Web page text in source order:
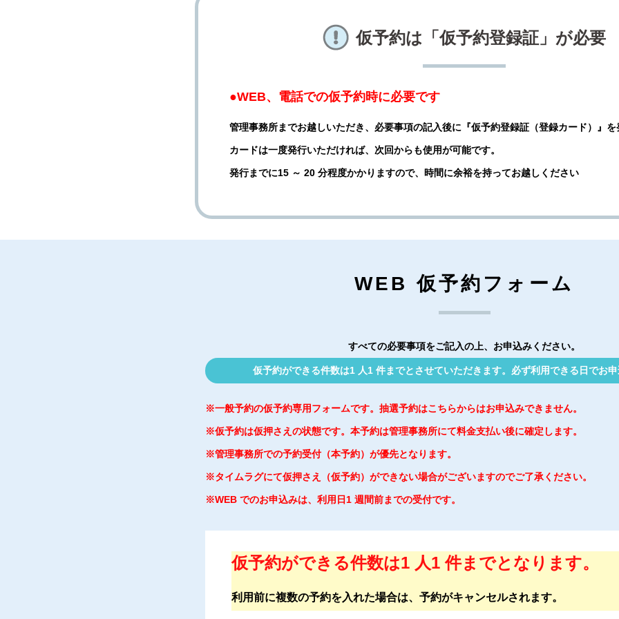
仮予約は「仮予約登録証」が必要
●WEB、電話での仮予約時に必要です
管理事務所までお越しいただき、必要事項の記入後に『仮予約登録証（登録カード）』を
カードは一度発行いただければ、次回からも使用が可能です。
発行までに15 ～ 20 分程度かかりますので、時間に余裕を持ってお越しください
WEB 仮予約フォーム
すべての必要事項をご記入の上、お申込みください。
仮予約ができる件数は1 人1 件までとさせていただきます。必ず利用できる日でお
※一般予約の仮予約専用フォームです。抽選予約はこちらからはお申込みできません。
※仮予約は仮押さえの状態です。本予約は管理事務所にて料金支払い後に確定します。
※管理事務所での予約受付（本予約）が優先となります。
※タイムラグにて仮押さえ（仮予約）ができない場合がございますのでご了承ください。
※WEB でのお申込みは、利用日1 週間前までの受付です。
仮予約ができる件数は1 人1 件までとなります。
利用前に複数の予約を入れた場合は、予約がキャンセルされます。